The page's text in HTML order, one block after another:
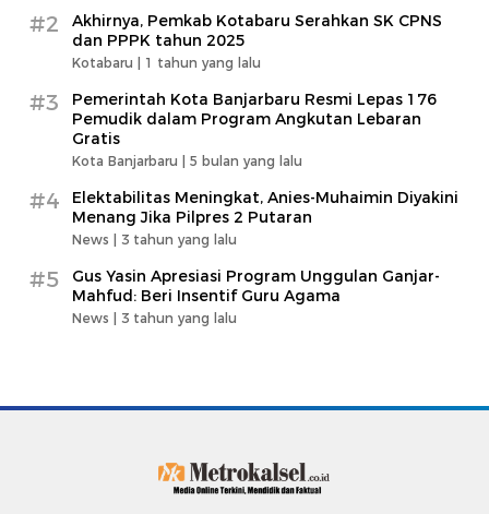
#2
Akhirnya, Pemkab Kotabaru Serahkan SK CPNS
dan PPPK tahun 2025
Kotabaru | 1 tahun yang lalu
#3
Pemerintah Kota Banjarbaru Resmi Lepas 176
Pemudik dalam Program Angkutan Lebaran
Gratis
Kota Banjarbaru | 5 bulan yang lalu
#4
Elektabilitas Meningkat, Anies-Muhaimin Diyakini
Menang Jika Pilpres 2 Putaran
News | 3 tahun yang lalu
#5
Gus Yasin Apresiasi Program Unggulan Ganjar-
Mahfud: Beri Insentif Guru Agama
News | 3 tahun yang lalu